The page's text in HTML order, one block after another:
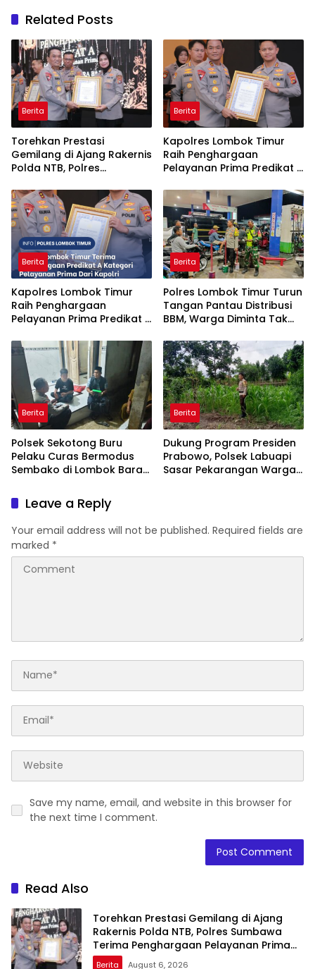
Related Posts
Berita
Torehkan Prestasi
Gemilang di Ajang Rakernis
Polda NTB, Polres
Penghargaan Pelayanan
Prima Kapolri
Berita
Kapolres Lombok Timur
Raih Penghargaan
Pelayanan Prima Predikat A
Berita
Kapolres Lombok Timur
Raih Penghargaan
Pelayanan Prima Predikat A
Berita
Polres Lombok Timur Turun
Tangan Pantau Distribusi
BBM, Warga Diminta Tak
Berita
Polsek Sekotong Buru
Pelaku Curas Bermodus
Sembako di Lombok Barat,
Hoaks
Berita
Dukung Program Presiden
Prabowo, Polsek Labuapi
Sasar Pekarangan Warga
Leave a Reply
Your email address will not be published. Required fields are
marked *
Save my name, email, and website in this browser for
the next time I comment.
Read Also
Torehkan Prestasi Gemilang di Ajang
Rakernis Polda NTB, Polres Sumbawa
Terima Penghargaan Pelayanan Prima
Kapolri
Berita August 6, 2026